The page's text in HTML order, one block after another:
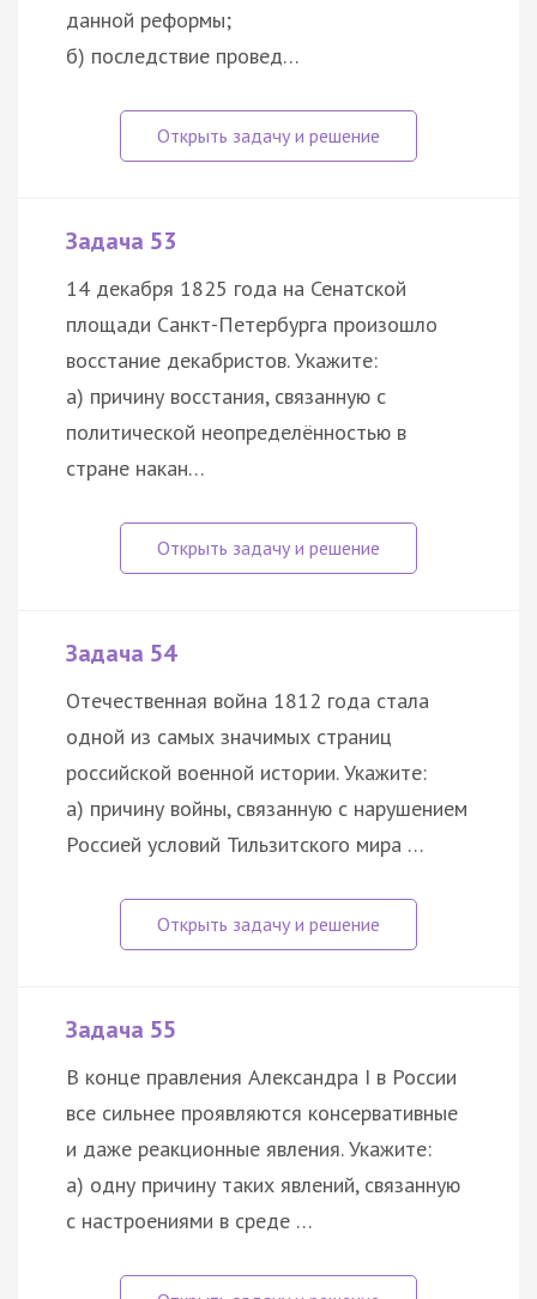
данной реформы;
б) последствие провед…
Задача 53
14 декабря 1825 года на Сенатской
площади Санкт-Петербурга произошло
восстание декабристов. Укажите:
а) причину восстания, связанную с
политической неопределённостью в
стране накан…
Задача 54
Отечественная война 1812 года стала
одной из самых значимых страниц
российской военной истории. Укажите:
а) причину войны, связанную с нарушением
Россией условий Тильзитского мира …
Задача 55
В конце правления Александра I в России
все сильнее проявляются консервативные
и даже реакционные явления. Укажите:
а) одну причину таких явлений, связанную
с настроениями в среде …